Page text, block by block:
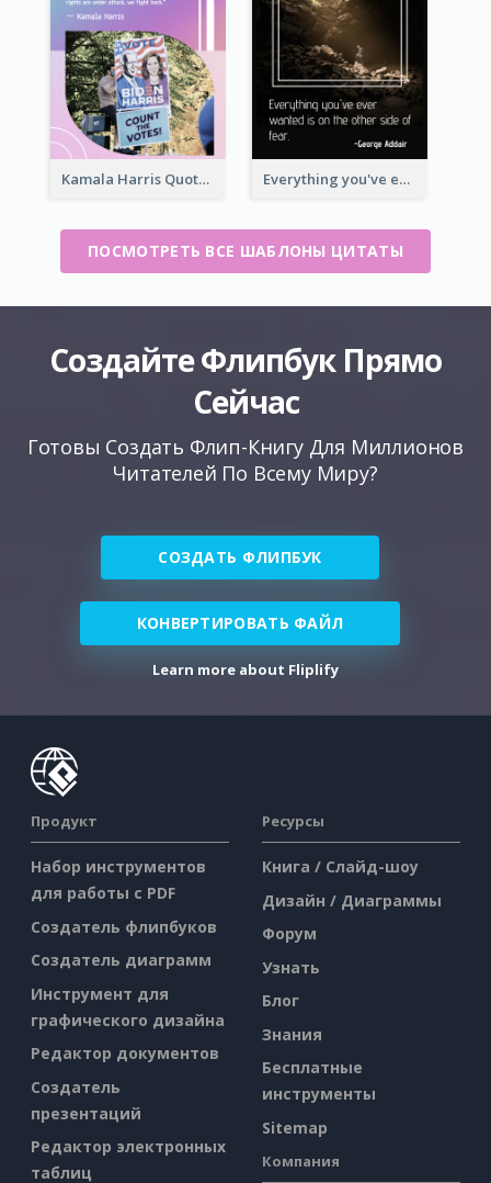
Kamala Harris Quote Everything you've ever wanted is on the other side of fear.-George Addair
ПОСМОТРЕТЬ ВСЕ ШАБЛОНЫ ЦИТАТЫ
Создайте Флипбук Прямо
Сейчас
Готовы Создать Флип-Книгу Для Миллионов
Читателей По Всему Миру?
СОЗДАТЬ ФЛИПБУК
КОНВЕРТИРОВАТЬ ФАЙЛ
Learn more about Fliplify
Продукт
Набор инструментов
для работы с PDF
Создатель флипбуков
Создатель диаграмм
Инструмент для
графического дизайна
Редактор документов
Создатель
презентаций
Редактор электронных
таблиц
Ресурсы
Книга / Слайд-шоу
Дизайн / Диаграммы
Форум
Узнать
Блог
Знания
Бесплатные
инструменты
Sitemap
Компания